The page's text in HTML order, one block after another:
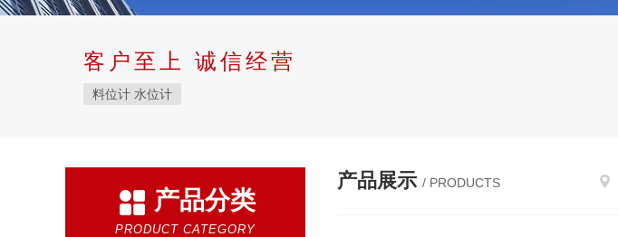
客户至上 诚信经营
料位计 水位计
产品分类
PRODUCT CATEGORY
产品展示 / PRODUCTS